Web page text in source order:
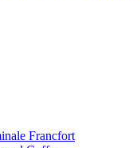
Francfort